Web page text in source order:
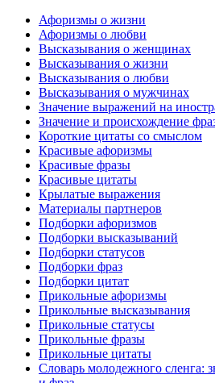
Афоризмы о жизни
Афоризмы о любви
Высказывания о женщинах
Высказывания о жизни
Высказывания о любви
Высказывания о мужчинах
Значение выражений на
Значение и происхождение
Короткие цитаты со смыслом
Красивые афоризмы
Красивые фразы
Красивые цитаты
Крылатые выражения
Материалы партнеров
Подборки афоризмов
Подборки высказываний
Подборки статусов
Подборки фраз
Подборки цитат
Прикольные афоризмы
Прикольные высказывания
Прикольные статусы
Прикольные фразы
Прикольные цитаты
Словарь молодежного сленга: